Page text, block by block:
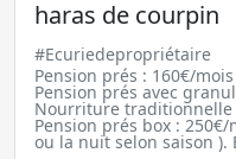
haras de courpin
#Ecuriedepropriétaire
Pension prés : 160€/
Pension prés avec
Nourriture
Pension prés box :
ou la nuit selon saison ).